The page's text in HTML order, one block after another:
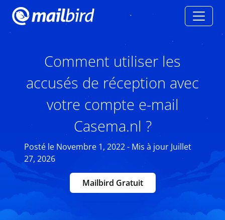
Comment utiliser les
accusés de réception avec
votre compte e-mail
Casema.nl ?
Posté le Novembre 1, 2022 - Mis à jour Juillet
27, 2026
Mailbird Gratuit